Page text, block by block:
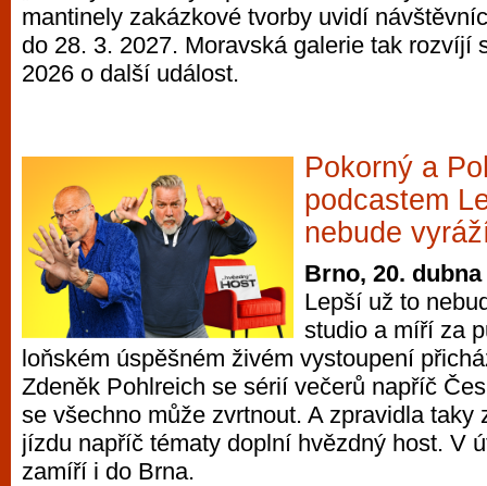
mantinely zakázkové tvorby uvidí
do 28. 3. 2027. Moravská galerie tak rozvíjí
2026 o další událost.
Pokorný a
podcastem
nebude
Brno, 20. dubna
Lepší už to
studio a míří za
loňském úspěšném živém vystoupení
Zdeněk Pohlreich se sérií večerů napříč
se všechno může zvrtnout. A zpravidla taky
jízdu napříč tématy doplní hvězdný host. V
zamíří i do Brna.
příležitostné hráče. V...